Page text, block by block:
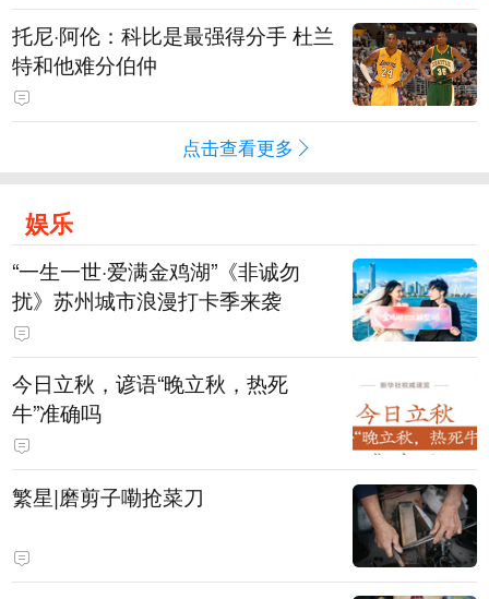
托尼·阿伦：科比是最强得分手 杜兰
特和他难分伯仲
点击查看更多
娱乐
“一生一世·爱满金鸡湖”《非诚勿
扰》苏州城市浪漫打卡季来袭
今日立秋，谚语“晚立秋，热死
牛”准确吗
繁星|磨剪子嘞抢菜刀